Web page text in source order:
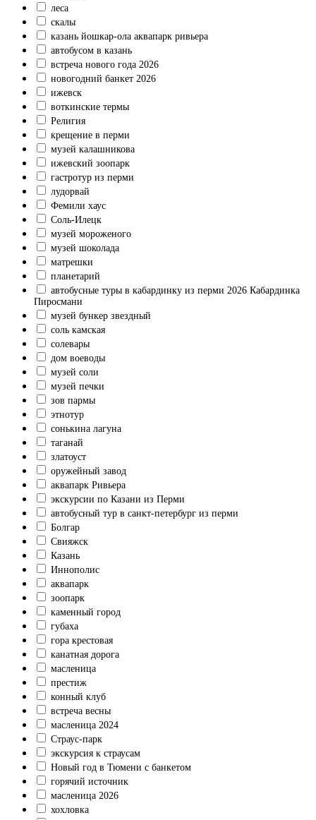
леса
скалы
казань йошкар-ола аквапарк ривьера
автобусом в казань
встреча нового года 2026
новогодний банкет 2026
ижевск
воткинские термы
Религия
крещение в перми
музей калашникова
ижевский зоопарк
гастротур из перми
лудорвай
Фемили хаус
Соль-Илецк
музей мороженого
музей шоколада
матрешки
планетарий
автобусные туры в кабардинку из перми 2026 Кабардинка
Пиросмани
музей бункер звездный
соль камская
солевары
дом воеводы
музей соли
музей печки
зов пармы
этнотур
сонькина лагуна
таганай
златоуст
оружейный завод
аквапарк Ривьера
экскурсии по Казани из Перми
автобусный тур в санкт-петербург из перми
Болгар
Свияжск
Казань
Иннополис
аквапарк
зоопарк
каменный город
губаха
гора крестовая
канатная дорога
масленица
престиж
конный клуб
встреча весны
масленица 2024
Страус-парк
экскурсия к страусам
Новый год в Тюмени с банкетом
горячий источник
масленица 2026
хохловка